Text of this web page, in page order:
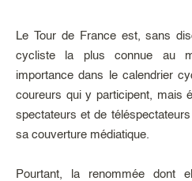
Le Tour de France est, sans
cycliste la plus connue au
importance dans le calendrier
coureurs qui y participent, mais
spectateurs et de
sa couverture médiatique.
Pourtant, la renommée dont